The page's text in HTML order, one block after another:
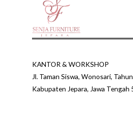
KANTOR & WORKSHOP
Jl. Taman Siswa, Wonosari,
Kabupaten Jepara, Jawa Tengah